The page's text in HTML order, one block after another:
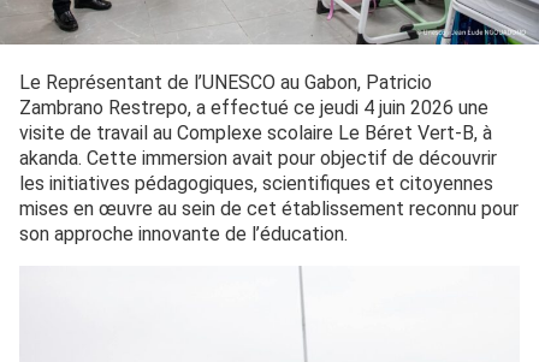
Le Représentant de l’UNESCO au Gabon, Patricio
Zambrano Restrepo, a effectué ce jeudi 4 juin 2026 une
visite de travail au Complexe scolaire Le Béret Vert-B, à
akanda. Cette immersion avait pour objectif de découvrir
les initiatives pédagogiques, scientifiques et citoyennes
mises en œuvre au sein de cet établissement reconnu pour
son approche innovante de l’éducation.